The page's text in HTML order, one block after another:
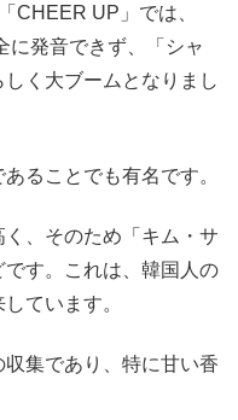
CHEER UP」では、
に発音できず、「シャ
く大ブームとなりまし
ることでも有名です。
、そのため「キム・サ
す。これは、韓国人の
ています。
集であり、特に甘い香